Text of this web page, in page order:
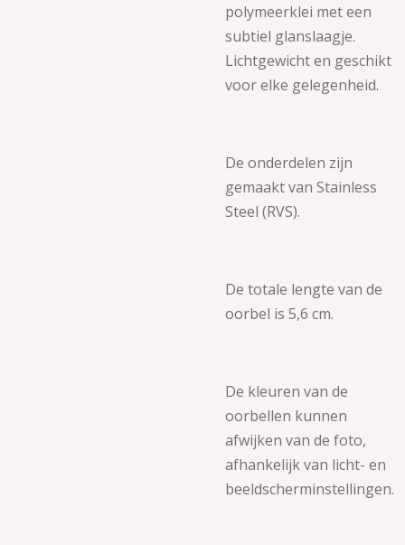
polymeerklei met een
subtiel glanslaagje.
Lichtgewicht en geschikt
voor elke gelegenheid.
De onderdelen zijn
gemaakt van Stainless
Steel (RVS).
De totale lengte van de
oorbel is 5,6 cm.
De kleuren van de
oorbellen kunnen
afwijken van de foto,
afhankelijk van licht- en
beeldscherminstellingen.